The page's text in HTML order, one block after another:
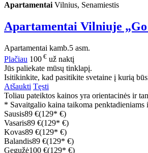
Apartamentai Vilnius, Senamiestis
Apartamentai Vilniuje
Apartamentai kamb.5 asm.
Plačiau 100 € už naktį
Jūs paliekate mūsų tinklapį.
Isitikinkite, kad pasitikite svetaine į kurią
Atšaukti Tęsti
Toliau pateiktos kainos yra orientacinės ir
* Savaitgalio kaina taikoma penktadieniams
Sausis89 €(129* €)
Vasaris89 €(129* €)
Kovas89 €(129* €)
Balandis89 €(129* €)
Gegužė100 €(129* €)